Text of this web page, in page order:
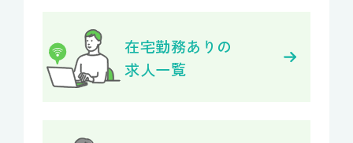
在宅勤務ありの
求人一覧